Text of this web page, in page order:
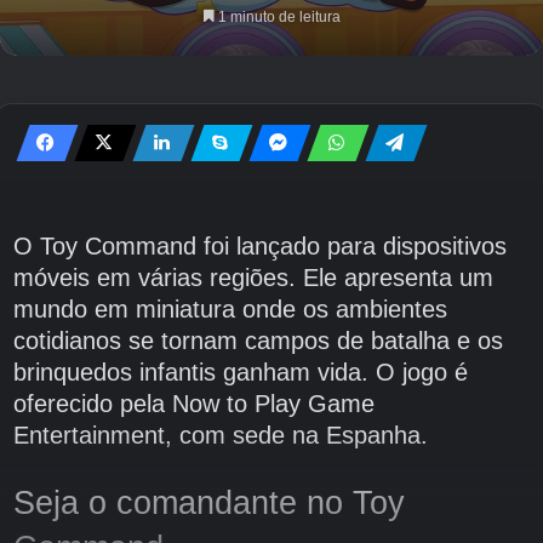
1 minuto de leitura
O Toy Command foi lançado para dispositivos
móveis em várias regiões. Ele apresenta um
mundo em miniatura onde os ambientes
cotidianos se tornam campos de batalha e os
brinquedos infantis ganham vida. O jogo é
oferecido pela Now to Play Game
Entertainment, com sede na Espanha.
Seja o comandante no Toy